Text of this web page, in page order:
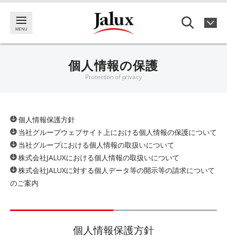
個人情報の保護
Protection of privacy
個人情報保護方針
当社グループウェブサイト上における個人情報の保護について
当社グループにおける個人情報の取扱いについて
株式会社JALUXにおける個人情報の取扱いについて
株式会社JALUXに対する個人データ等の開示等の請求について
のご案内
個人情報保護方針